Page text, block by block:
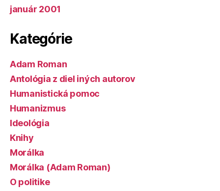
január 2001
Kategórie
Adam Roman
Antológia z diel iných autorov
Humanistická pomoc
Humanizmus
Ideológia
Knihy
Morálka
Morálka (Adam Roman)
O politike